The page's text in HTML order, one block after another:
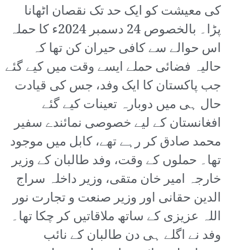
کی معیشت کو ایک حد تک نقصان اٹھانا
پڑا۔ بالخصوص 24 دسمبر 2024ء کا حملہ
اس حوالے سے کافی حیران کن تھا کہ
حالیہ فضائی حملے ایسے وقت میں کیے گئے
جب پاکستان کا ایک وفد، جس کی قیادت
حال ہی میں دوبارہ تعینات کیے گئے
افغانستان کے لیے خصوصی نمائندے سفیر
محمد صادق کر رہے تھے، کابل میں موجود
تھا۔ حملوں کے وقت، وفد طالبان کے وزیر
خارجہ امیر خان متقی، وزیر داخلہ سراج
الدین حقانی اور وزیر صنعت و تجارت نور
اللہ عزیزی کے ساتھ ملاقاتیں کر چکا تھا۔
وفد نے اگلے ہی دن طالبان کے نائب